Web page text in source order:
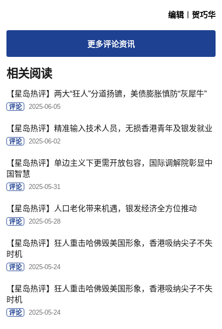
编辑︱贺巧华
更多评论资讯
相关阅读
【星岛热评】两大“狂人”分道扬镳，美债膨胀慎防“灰犀牛”
评论 2025-06-05
【星岛热评】精准输入技术人员，无损香港青年及银发就业
评论 2025-06-02
【星岛热评】单边主义下更需开放包容，国际调解院彰显中
国智慧
评论 2025-05-31
【星岛热评】人口老化带来机遇，银发经济全方位推动
评论 2025-05-28
【星岛热评】狂人重击哈佛毁美国形象，香港吸纳尖子不失
时机
评论 2025-05-24
【星岛热评】狂人重击哈佛毁美国形象，香港吸纳尖子不失
时机
评论 2025-05-24